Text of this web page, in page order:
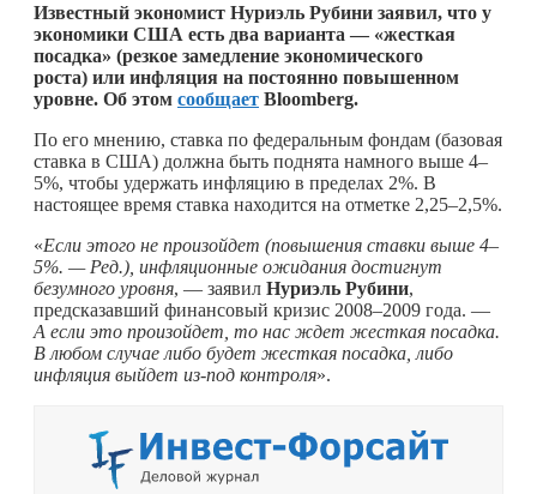
Известный экономист Нуриэль Рубини заявил, что у
экономики США есть два варианта — «жесткая
посадка» (резкое замедление экономического
роста) или инфляция на постоянно повышенном
уровне. Об этом сообщает Bloomberg.
По его мнению, ставка по федеральным фондам (базовая
ставка в США) должна быть поднята намного выше 4–
5%, чтобы удержать инфляцию в пределах 2%. В
настоящее время ставка находится на отметке 2,25–2,5%.
«Если этого не произойдет (повышения ставки выше 4–
5%. — Ред.), инфляционные ожидания достигнут
безумного уровня, — заявил Нуриэль Рубини,
предсказавший финансовый кризис 2008–2009 года. —
А если это произойдет, то нас ждет жесткая посадка.
В любом случае либо будет жесткая посадка, либо
инфляция выйдет из-под контроля».